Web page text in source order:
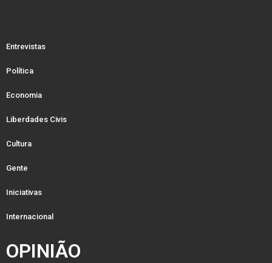
Entrevistas
Política
Economia
Liberdades Civis
Cultura
Gente
Iniciativas
Internacional
OPINIÃO